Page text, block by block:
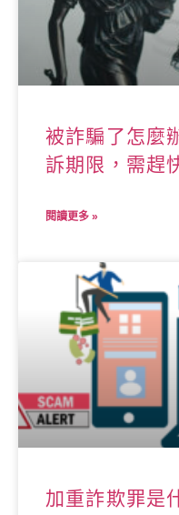
被詐騙了怎麼
訴期限，需趕
閱讀更多 »
加重詐欺罪是